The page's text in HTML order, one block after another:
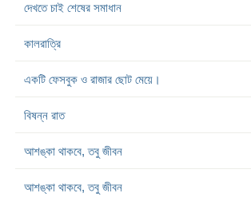
দেখতে চাই শেষের সমাধান
কালরাত্রি
একটি ফেসবুক ও রাজার ছোট মেয়ে।
বিষন্ন রাত
আশঙ্কা থাকবে, তবু জীবন
আশঙ্কা থাকবে, তবু জীবন